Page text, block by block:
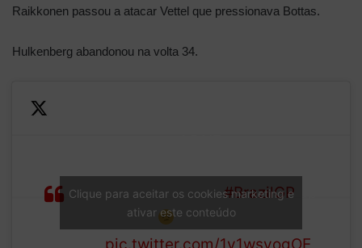
Raikkonen passou a atacar Vettel que pressionava Bottas.
Hulkenberg abandonou na volta 34.
LAP
34/71
points in EVERY#BrazilGP
to now
pic.twitter.com/1v1wsyogOE
Clique para aceitar os cookies marketing e
ativar este conteúdo